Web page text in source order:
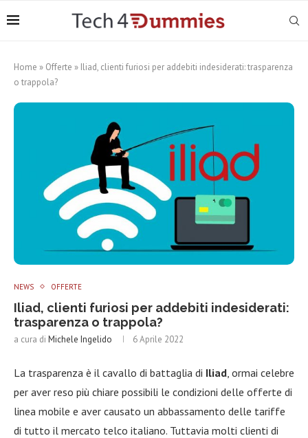
Home » Offerte » Iliad, clienti furiosi per addebiti indesiderati: trasparenza
o trappola?
NEWS OFFERTE
Iliad, clienti furiosi per addebiti indesiderati:
trasparenza o trappola?
a cura di Michele Ingelido 6 Aprile 2022
La trasparenza è il cavallo di battaglia di Iliad , ormai celebre
per aver reso più chiare possibili le condizioni delle offerte di
linea mobile e aver causato un abbassamento delle tariffe
di tutto il mercato telco italiano. Tuttavia molti clienti di